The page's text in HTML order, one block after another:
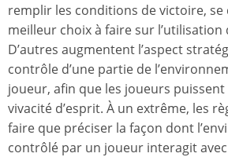
remplir les conditions de victoire,
meilleur choix à faire sur l’utilisation
D’autres augmentent l’aspect
contrôle d’une partie de
joueur, afin que les joueurs
vivacité d’esprit. À un extrême, les
faire que préciser la façon dont
contrôlé par un joueur interagit